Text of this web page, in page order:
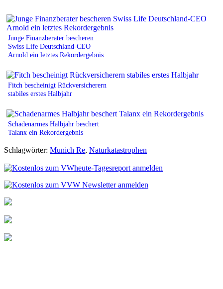
Junge Finanzberater bescheren
Swiss Life Deutschland-CEO
Arnold ein letztes Rekordergebnis
Fitch bescheinigt Rückversicherern
stabiles erstes Halbjahr
Schadenarmes Halbjahr beschert
Talanx ein Rekordergebnis
Schlagwörter: Munich Re, Naturkatastrophen